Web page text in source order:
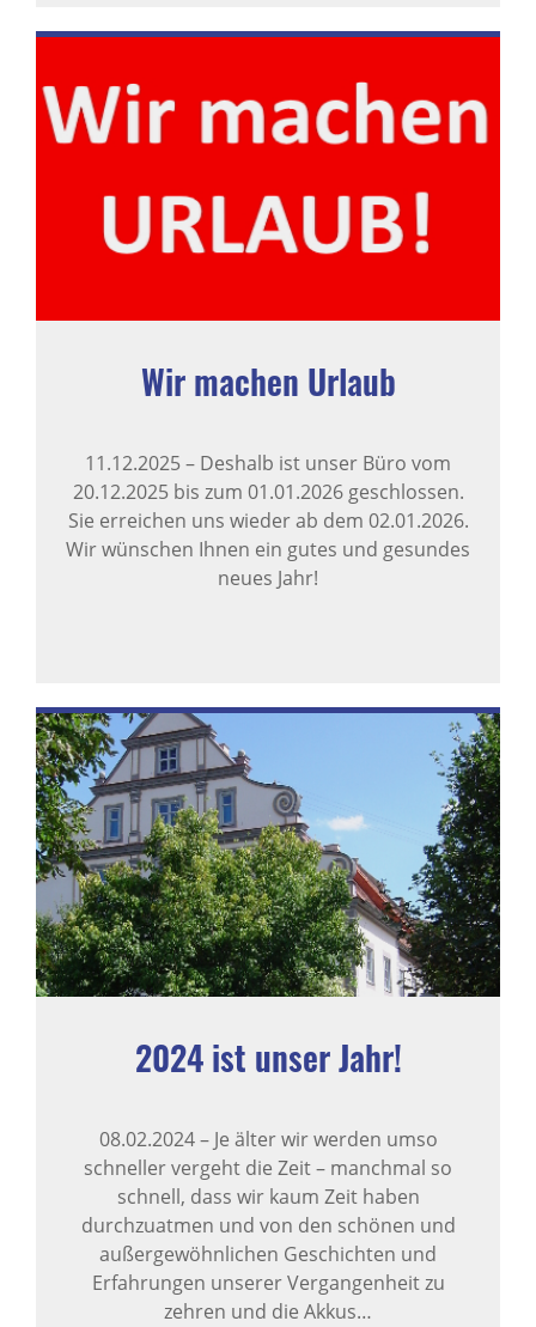
Wir machen Urlaub
11.12.2025– Deshalb ist unser Büro vom
20.12.2025 bis zum 01.01.2026 geschlossen.
Sie erreichen uns wieder ab dem 02.01.2026.
Wir wünschen Ihnen ein gutes und gesundes
neues Jahr!
2024 ist unser Jahr!
08.02.2024– Je älter wir werden umso
schneller vergeht die Zeit – manchmal so
schnell, dass wir kaum Zeit haben
durchzuatmen und von den schönen und
außergewöhnlichen Geschichten und
Erfahrungen unserer Vergangenheit zu
zehren und die Akkus…